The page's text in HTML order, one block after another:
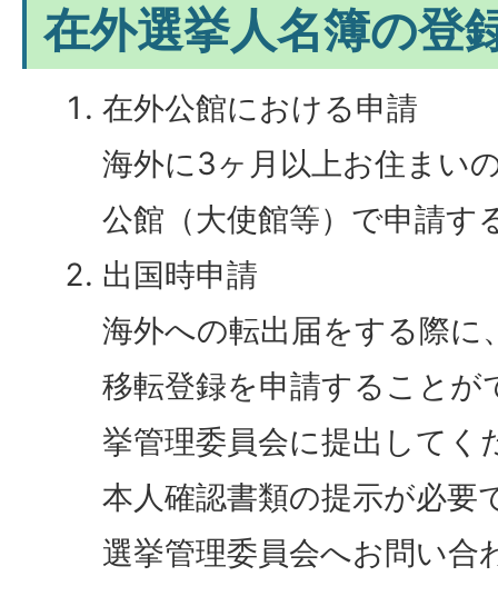
在外選挙人名簿の登
在外公館における申請
海外に3ヶ月以上お住まい
公館（大使館等）で申請す
出国時申請
海外への転出届をする際に
移転登録を申請することが
挙管理委員会に提出してく
本人確認書類の提示が必要
選挙管理委員会へお問い合